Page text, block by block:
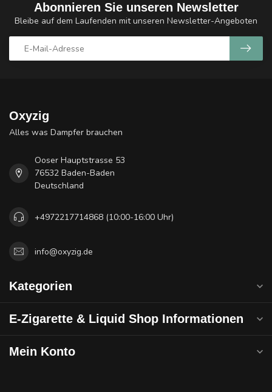
Abonnieren Sie unseren Newsletter
Bleibe auf dem Laufenden mit unseren Newsletter-Angeboten
Oxyzig
Alles was Dampfer brauchen
Ooser Hauptstrasse 53
76532 Baden-Baden
Deutschland
+4972217714868 (10:00-16:00 Uhr)
info@oxyzig.de
Kategorien
E-Zigarette & Liquid Shop Informationen
Mein Konto